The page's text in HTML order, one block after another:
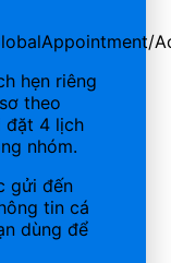
hẹn riêng
theo
đặt 4 lịch
nhóm.
gửi đến
tin cá
dùng để